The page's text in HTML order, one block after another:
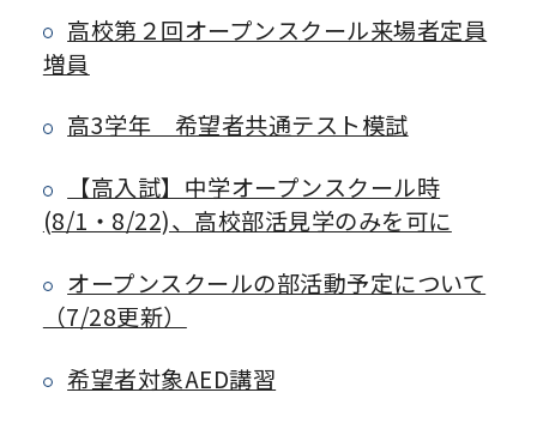
高校第２回オープンスクール来場者定員
増員
高3学年 希望者共通テスト模試
【高入試】中学オープンスクール時
(8/1・8/22)、高校部活見学のみを可に
オープンスクールの部活動予定について
（7/28更新）
希望者対象AED講習